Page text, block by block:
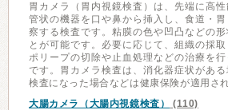
胃カメラ（胃内視鏡検査）は、先端に高
管状の機器を口や鼻から挿入し、食道・
察する検査です。粘膜の色や凹凸などの形
とが可能です。必要に応じて、組織の採取
ポリープの切除や止血処理などの治療を
です。胃カメラ検査は、消化器症状があ
検査になった場合などは健康保険が適用され
大腸カメラ（大腸内視鏡検査）
(110)